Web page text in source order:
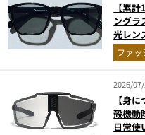
【累
ングラ
光レン
ファッ
2026/
【身
殻機動
日常使